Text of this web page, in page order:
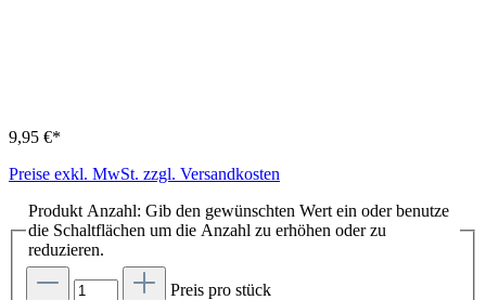
9,95 €*
Preise exkl. MwSt. zzgl. Versandkosten
Produkt Anzahl: Gib den gewünschten Wert ein oder benutze
die Schaltflächen um die Anzahl zu erhöhen oder zu
reduzieren.
Preis pro stück